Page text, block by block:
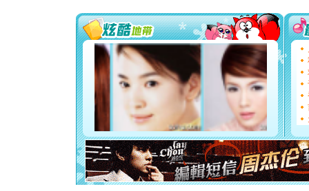
你太多，
要平安
[圣诞节]
能正大
都要快乐
[圣诞节]
如意,快
[元旦]
断电。
你是我
[元旦]如
起；二是
离。水晶
[元旦]当
泣，这痛